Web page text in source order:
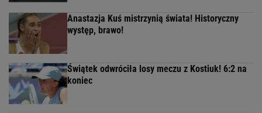
Anastazja Kuś mistrzynią świata! Historyczny
występ, brawo!
Świątek odwróciła losy meczu z Kostiuk! 6:2 na
koniec